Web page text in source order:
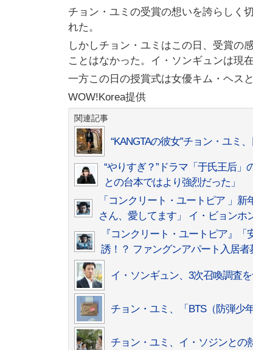
チョン・ユミの受賞の想いを誇らしく
れた。
しかしチョン・ユミはこの日、受賞の
ことはなかった。イ・ソンギュンは現
一方この日の授賞式は女優キム・ヘス
WOW!Korea提供
関連記事
“KANGTAの彼女”チョン・ユ
“やりすぎ？”ドラマ「于氏王后
との台本ではより強烈だった」
「コンクリート・ユートピア 」
さん、愛してます」 イ・ビョンホ
『コンクリート・ユートピア』
誘！？ ファングンアパート⼊居者
イ・ソンギュン、3次召喚調査
チョン・ユミ、「BTS（防弾少
チョン・ユミ、イ・ソジンとの